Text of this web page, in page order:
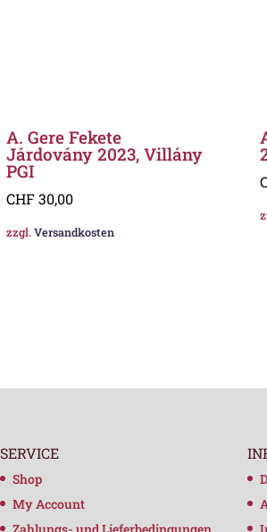
A. Gere Fekete
Járdovány 2023, Villány
PGI
CHF30,00
zzgl.Versandkosten
SERVICE
Shop
My Account
Zahlungs- und Lieferbedingungen